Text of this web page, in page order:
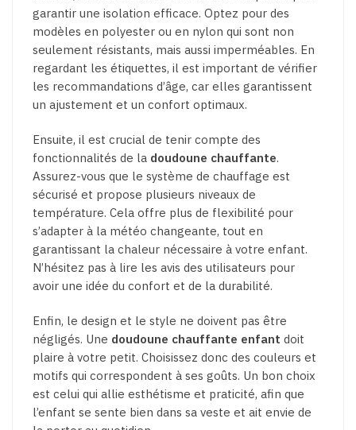
garantir une isolation efficace. Optez pour des
modèles en polyester ou en nylon qui sont non
seulement résistants, mais aussi imperméables. En
regardant les étiquettes, il est important de vérifier
les recommandations d’âge, car elles garantissent
un ajustement et un confort optimaux.
Ensuite, il est crucial de tenir compte des
fonctionnalités de la doudoune chauffante.
Assurez-vous que le système de chauffage est
sécurisé et propose plusieurs niveaux de
température. Cela offre plus de flexibilité pour
s’adapter à la météo changeante, tout en
garantissant la chaleur nécessaire à votre enfant.
N’hésitez pas à lire les avis des utilisateurs pour
avoir une idée du confort et de la durabilité.
Enfin, le design et le style ne doivent pas être
négligés. Une doudoune chauffante enfant doit
plaire à votre petit. Choisissez donc des couleurs et
motifs qui correspondent à ses goûts. Un bon choix
est celui qui allie esthétisme et praticité, afin que
l’enfant se sente bien dans sa veste et ait envie de